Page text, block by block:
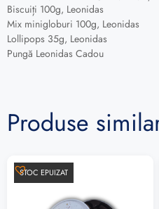
Biscuiți 100g, Leonidas
Mix minigloburi 100g, Leonidas
Lollipops 35g, Leonidas
Pungă Leonidas Cadou
Produse
STOC EPUIZAT